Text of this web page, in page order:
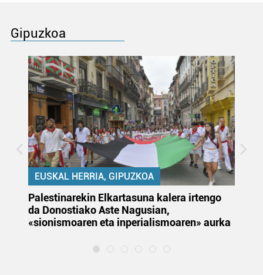
Gipuzkoa
EUSKAL HERRIA, GIPUZKOA
Palestinarekin Elkartasuna kalera irtengo
da Donostiako Aste Nagusian,
«sionismoaren eta inperialismoaren» aurka